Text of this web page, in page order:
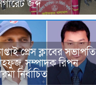
জব্দ
প্রেস ক্লাবের সভাপতি
সম্পাদক রিপন
নির্বাচিত